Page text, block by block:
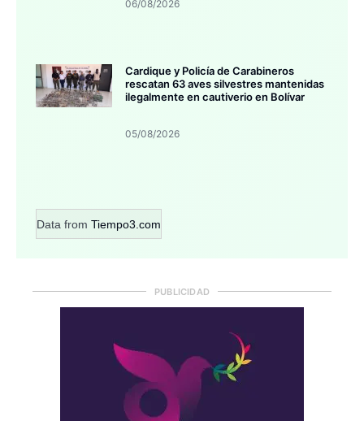
06/08/2026
Cardique y Policía de Carabineros
rescatan 63 aves silvestres mantenidas
ilegalmente en cautiverio en Bolívar
05/08/2026
Data from Tiempo3.com
PUBLICIDAD